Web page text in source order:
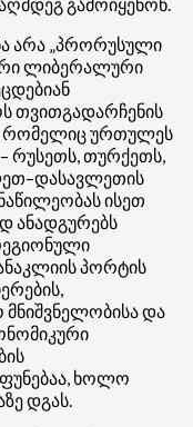
არა „პრორუსული
ლიბერალური
თვითგადარჩენის
რომელიც ურთულეს
რუსეთს, თურქეთს,
ისეთ
ანადგურებს
პორტის
და
ხოლო
დგას.